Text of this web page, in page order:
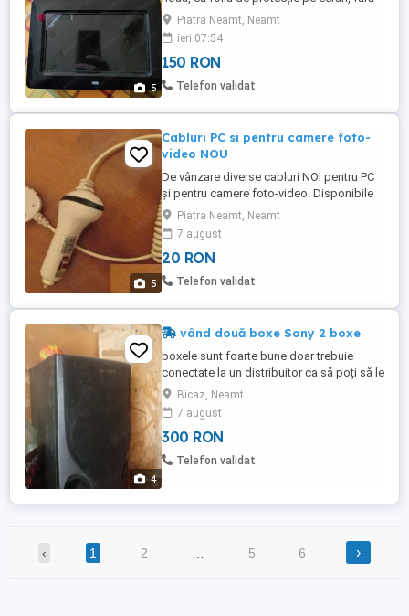
5
defecte, perfectă pentru afișarea
fotografiilor preferate într-un mod modern
și elegant. Are slot pentru card,
telecomandă și alimentator. Nu a fost
folosită niciodată, nici măcar pusă în
Piatra Neamt, Neamt
ieri 07:54
150 RON
Telefon validat
5
Cabluri PC si pentru camere foto-
video NOU
De vânzare diverse cabluri NOI pentru PC
și pentru camere foto-video. Disponibile
cabluri de alimentare PC, SATA, Molex,
adaptoare 6 pini, cabluri HDMI mufă cu
pinii placați cu aur, 1,75 m , VGA, DVI,
cabluri de date etc. Preturi intre 10 - 20 lei.
Sunati si intrebati. Contact tel zero șapte
Piatra Neamt, Neamt
7 august
20 RON
Telefon validat
4
vând două boxe Sony 2 boxe
boxele sunt foarte bune doar trebuie
conectate la un distribuitor ca să poți să le
iei le poți da tare dar în rest sunt foarte
bune merg sunt cele mai tari mai mult
informații pe WhatsApp ul meu trimiți și
prin țară
Bicaz, Neamt
7 august
300 RON
Telefon validat
‹ 1 2 5 6 ›